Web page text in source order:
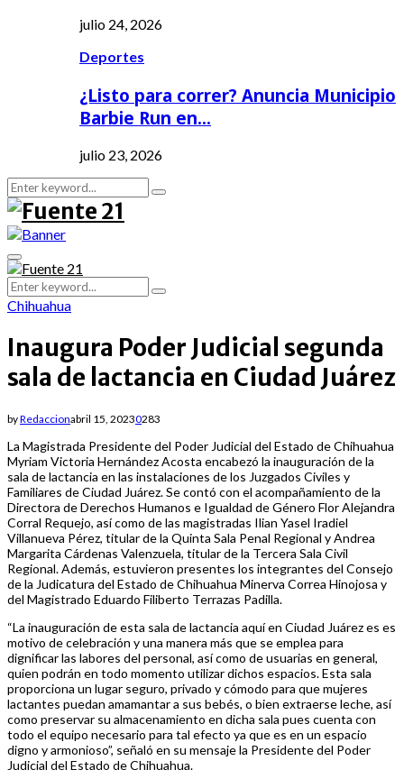
julio 24, 2026
Deportes
¿Listo para correr? Anuncia Municipio
Barbie Run en…
julio 23, 2026
Search
for:
Search
Primary
Menu
Search
for:
Search
Chihuahua
Inaugura Poder Judicial segunda
sala de lactancia en Ciudad Juárez
byRedaccionabril 15, 20230283
La Magistrada Presidente del Poder Judicial del Estado de Chihuahua
Myriam Victoria Hernández Acosta encabezó la inauguración de la
sala de lactancia en las instalaciones de los Juzgados Civiles y
Familiares de Ciudad Juárez. Se contó con el acompañamiento de la
Directora de Derechos Humanos e Igualdad de Género Flor Alejandra
Corral Requejo, así como de las magistradas Ilian Yasel Iradiel
Villanueva Pérez, titular de la Quinta Sala Penal Regional y Andrea
Margarita Cárdenas Valenzuela, titular de la Tercera Sala Civil
Regional. Además, estuvieron presentes los integrantes del Consejo
de la Judicatura del Estado de Chihuahua Minerva Correa Hinojosa y
del Magistrado Eduardo Filiberto Terrazas Padilla.
“La inauguración de esta sala de lactancia aquí en Ciudad Juárez es es
motivo de celebración y una manera más que se emplea para
dignificar las labores del personal, así como de usuarias en general,
quien podrán en todo momento utilizar dichos espacios. Esta sala
proporciona un lugar seguro, privado y cómodo para que mujeres
lactantes puedan amamantar a sus bebés, o bien extraerse leche, así
como preservar su almacenamiento en dicha sala pues cuenta con
todo el equipo necesario para tal efecto ya que es en un espacio
digno y armonioso”, señaló en su mensaje la Presidente del Poder
Judicial del Estado de Chihuahua.